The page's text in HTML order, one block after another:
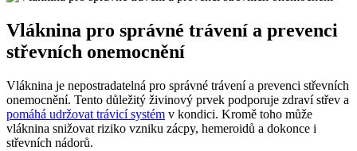
Vláknina pro správné trávení a prevenci
střevních onemocnění
Vláknina je nepostradatelná pro správné trávení a prevenci střevních
onemocnění. Tento důležitý živinový prvek podporuje zdraví střev a
pomáhá udržovat trávicí systém v kondici. Kromě toho může
vláknina snižovat riziko vzniku zácpy, hemeroidů a dokonce i
střevních nádorů.